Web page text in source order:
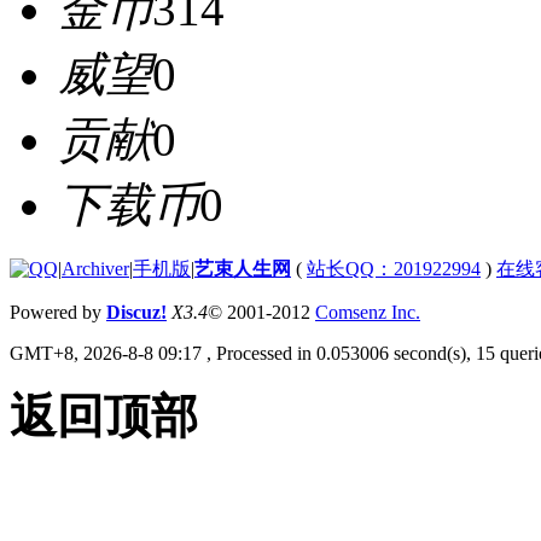
威望0
贡献0
下载币0
|Archiver|手机版|艺束人生网 ( 站长QQ：201922994 ) 在线
Powered by Discuz! X3.4© 2001-2012 Comsenz Inc.
GMT+8, 2026-8-8 09:17 , Processed in 0.053006 second(s), 15
返回顶部